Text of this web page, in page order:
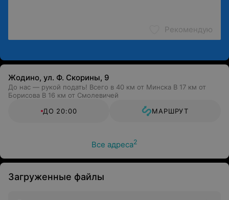
Рекомендую
Жодино, ул. Ф. Скорины, 9
До нас — рукой подать! Всего в 40 км от Минска В 17 км от
Борисова В 16 км от Смолевичей
ДО 20:00
МАРШРУТ
Все адреса2
Загруженные файлы